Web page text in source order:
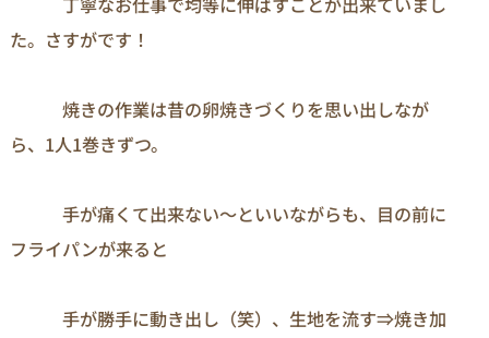
た。さすがです！
焼きの作業は昔の卵焼きづくりを思い出しなが
ら、1人1巻きずつ。
手が痛くて出来ない～といいながらも、目の前に
フライパンが来ると
手が勝手に動き出し（笑）、生地を流す⇒焼き加